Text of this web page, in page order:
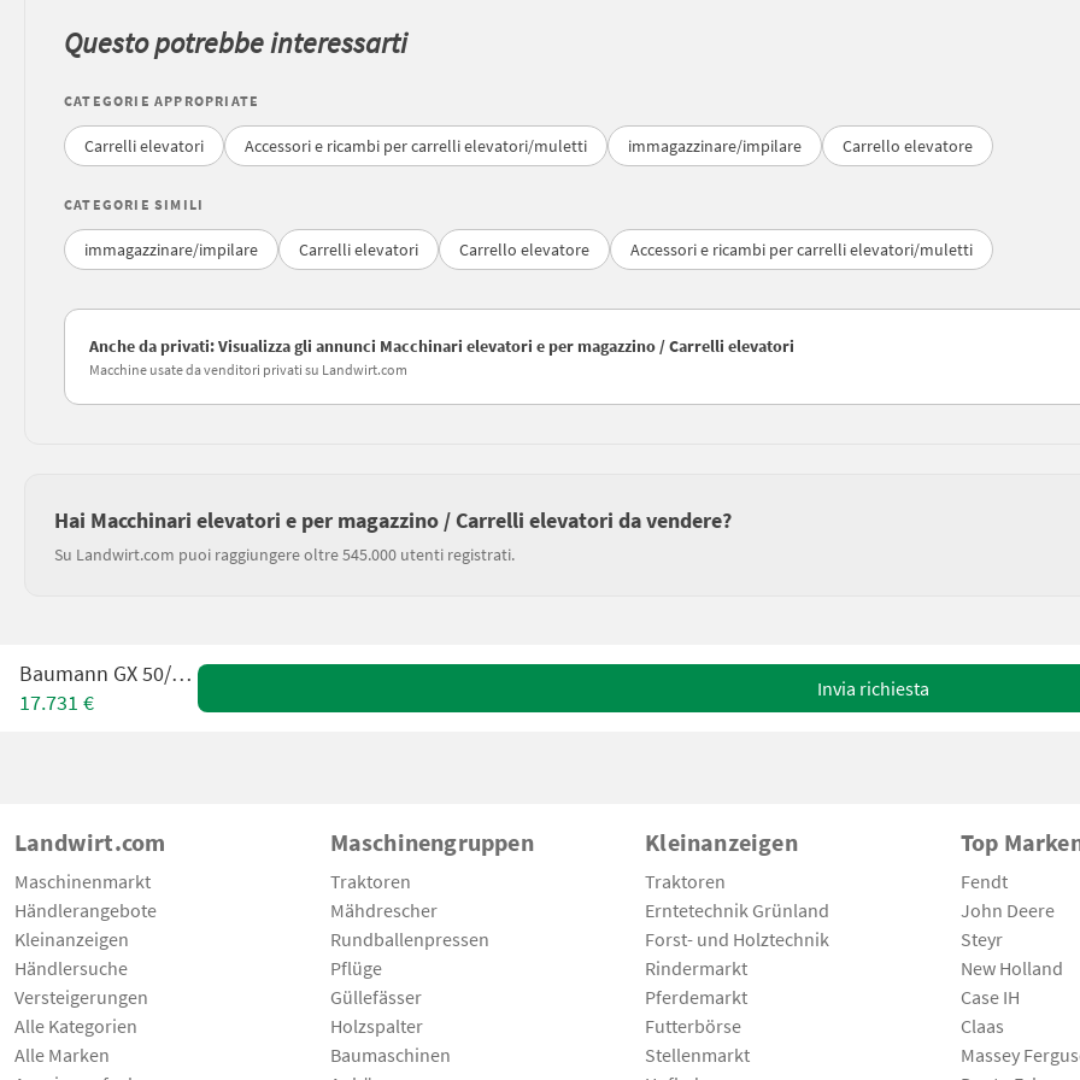
Questo potrebbe interessarti
CATEGORIE APPROPRIATE
Carrelli elevatori Accessori e ricambi per carrelli elevatori/muletti immagazzinare/impilare Carrello elevatore
CATEGORIE SIMILI
immagazzinare/impilare Carrelli elevatori Carrello elevatore Accessori e ricambi per carrelli elevatori/muletti
Anche da privati: Visualizza gli annunci Macchinari elevatori e per magazzino / Carrelli elevatori
Macchine usate da venditori privati su Landwirt.com
Hai Macchinari elevatori e per magazzino / Carrelli elevatori da vendere?
Su Landwirt.com puoi raggiungere oltre 545.000 utenti registrati.
Baumann GX 50/14/40
17.731 €
Invia richiesta
Landwirt.com
Maschinenmarkt
Händlerangebote
Kleinanzeigen
Händlersuche
Versteigerungen
Alle Kategorien
Alle Marken
Maschinengruppen
Traktoren
Mähdrescher
Rundballenpressen
Pflüge
Güllefässer
Holzspalter
Baumaschinen
Kleinanzeigen
Traktoren
Erntetechnik Grünland
Forst- und Holztechnik
Rindermarkt
Pferdemarkt
Futterbörse
Stellenmarkt
Top
Fendt
John Deere
Steyr
New Holland
Case IH
Claas
Massey